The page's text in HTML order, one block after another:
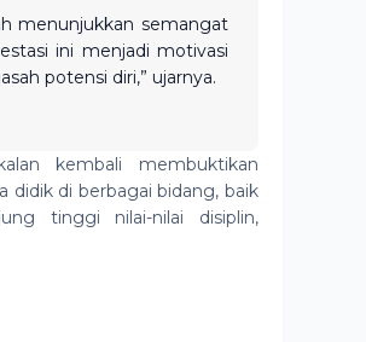
menunjukkan semangat
ini menjadi motivasi
potensi diri,” ujarnya.
kembali membuktikan
di berbagai bidang, baik
tinggi nilai-nilai disiplin,